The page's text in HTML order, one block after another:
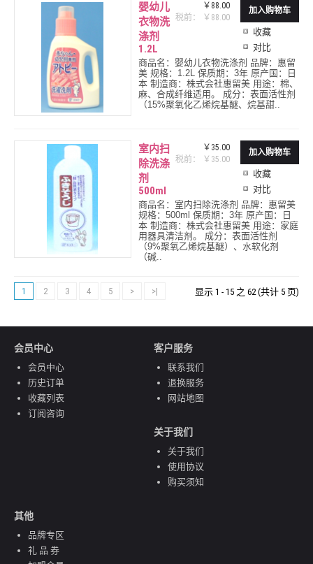
收藏
对比
￥88.00
税前： ￥88.00
婴幼儿
衣物洗
涤剂
1.2L
商品名：婴幼儿衣物洗涤剂 品牌：惠留
美 规格：1.2L 保质期：3年 原产国：日
本 制造商：株式会社惠留美 用途：棉、
麻、合成纤维适用。 成分：表面活性剂
（15%聚氧化乙烯烷基醚、烷基甜..
收藏
对比
￥35.00
税前： ￥35.00
室内扫
除洗涤
剂
500ml
商品名：室内扫除洗涤剂 品牌：惠留美
规格：500ml 保质期：3年 原产国：日
本 制造商：株式会社惠留美 用途：家庭
用器具清洁剂。 成分：表面活性剂
（9%聚氧乙烯烷基醚）、水软化剂
（碱..
1 2 3 4 5 > >| 显示 1 - 15 之 62 (共计 5 页)
会员中心
会员中心
历史订单
收藏列表
订阅咨询
客户服务
联系我们
退换服务
网站地图
关于我们
关于我们
使用协议
购买须知
其他
品牌专区
礼 品 券